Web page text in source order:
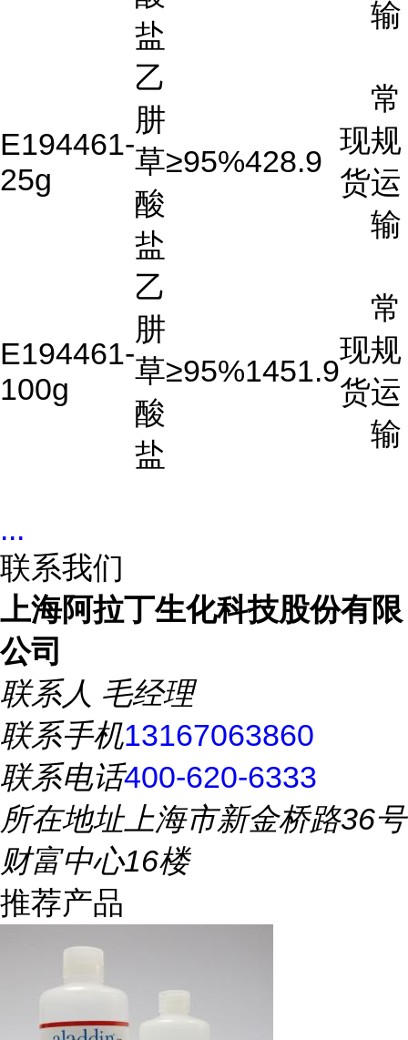
盐
输
E194461-
25g
乙
肼
草
酸
盐
≥95%428.9
现
货
常
规
运
输
E194461-
100g
乙
肼
草
酸
盐
≥95%1451.9
现
货
常
规
运
输
...
联系我们
上海阿拉丁生化科技股份有限
公司
联系人 毛经理
联系手机13167063860
联系电话400-620-6333
所在地址上海市新金桥路36号
财富中心16楼
推荐产品